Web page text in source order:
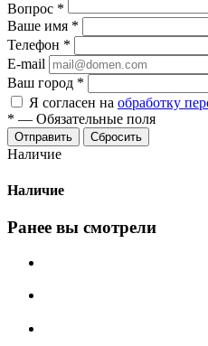
Вопрос *
Ваше имя *
Телефон *
E-mail
Ваш город *
Я согласен на обработку
* — Обязательные поля
Сбросить
Наличие
Наличие
Ранее вы смотрели